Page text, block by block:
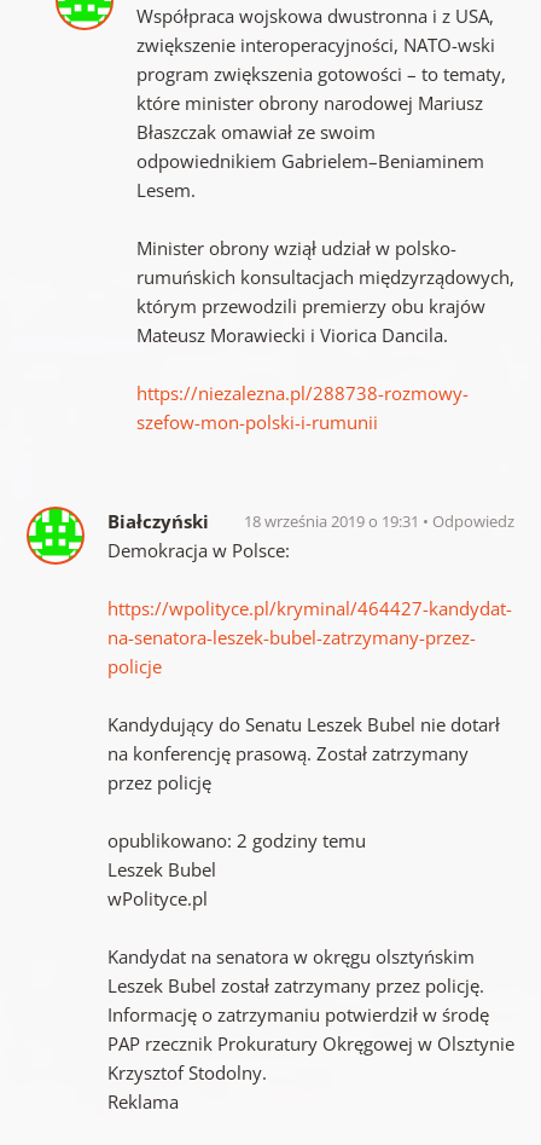
Współpraca wojskowa dwustronna i z USA,
zwiększenie interoperacyjności, NATO-wski
program zwiększenia gotowości – to tematy,
które minister obrony narodowej Mariusz
Błaszczak omawiał ze swoim
odpowiednikiem Gabrielem–Beniaminem
Lesem.
Minister obrony wziął udział w polsko-
rumuńskich konsultacjach międzyrządowych,
którym przewodzili premierzy obu krajów
Mateusz Morawiecki i Viorica Dancila.
https://niezalezna.pl/288738-rozmowy-
szefow-mon-polski-i-rumunii
Białczyński 18 września 2019 o 19:31 Odpowiedz
Demokracja w Polsce:
https://wpolityce.pl/kryminal/464427-kandydat-
na-senatora-leszek-bubel-zatrzymany-przez-
policje
Kandydujący do Senatu Leszek Bubel nie dotarł
na konferencję prasową. Został zatrzymany
przez policję
opublikowano: 2 godziny temu
Leszek Bubel
wPolityce.pl
Kandydat na senatora w okręgu olsztyńskim
Leszek Bubel został zatrzymany przez policję.
Informację o zatrzymaniu potwierdził w środę
PAP rzecznik Prokuratury Okręgowej w Olsztynie
Krzysztof Stodolny.
Reklama